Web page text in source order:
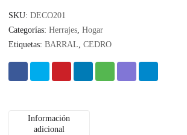
SKU: DECO201
Categorías: Herrajes, Hogar
Etiquetas: BARRAL, CEDRO
Información
adicional